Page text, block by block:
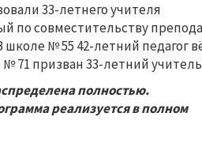
33-летнего учителя
по совместительству
№ 55 42-летний педагог
71 призван 33-летний
полностью.
реализуется в полном